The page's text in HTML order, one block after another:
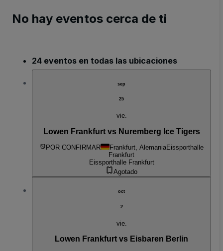
No hay eventos cerca de ti
24 eventos en todas las ubicaciones
sep
25
vie.
Lowen Frankfurt vs Nuremberg Ice Tigers
POR CONFIRMAR Frankfurt, AlemaniaEissporthalle
Frankfurt
Eissporthalle Frankfurt
Agotado
oct
2
vie.
Lowen Frankfurt vs Eisbaren Berlin